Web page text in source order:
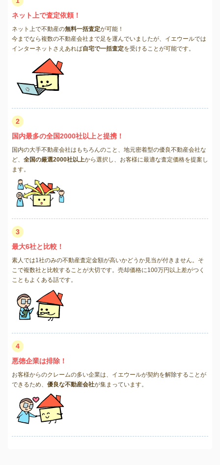
ネット上で査定依頼！
ネット上で不動産の無料一括査定が可能！
今までなら複数の不動産会社まで足を運んでいましたが、イエウールでは
インターネットさえあれば自宅で一括査定を受けることが可能です。
2
国内最多の全国2000社以上と提携！
国内の大手不動産会社はもちろんのこと、地元密着型の優良不動産会社な
ど、 全国の厳選2000社以上から選択し、お客様に最適な査定価格を提案し
ます。
3
最大6社と比較！
素人では1社のみの不動産査定金額が高いかどうか見当が付きません。そ
こで複数社と比較することが大切です。売却価格に100万円以上差がつく
こともよくある話です。
4
悪徳企業は排除！
お客様からのクレームの多い企業は、イエウールが契約を解除することが
できるため、 優良な不動産会社が集まっています。